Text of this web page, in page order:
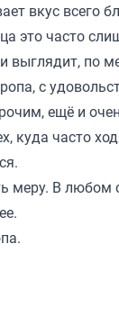
вкус
это часто
по
с
ещё и
куда часто
меру. В любом